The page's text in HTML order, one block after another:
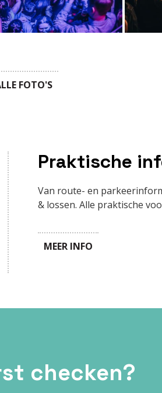
FOTO'S
Praktische
Van route- en
& lossen. Alle praktische
MEER INFO
checken?